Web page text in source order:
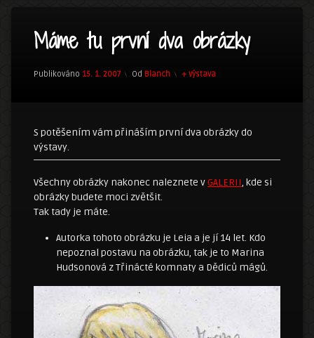
Máme tu první dva obrázky
Publikováno 15. 1. 2007 Od Blanch Kategorie:
+ výstava
S potěšením vám přináším první dva obrázky do
výstavy.
Všechny obrázky nakonec naleznete vGALERII, kde si
obrázky budete moci zvětšit.
Tak tady je máte.
Autorka tohoto obrázku je Leia a je jí 14 let. Kdo
nepoznal postavu na obrázku, tak je to Marina
Hudsonová z Třinácté komnaty a Dědiců mágů.